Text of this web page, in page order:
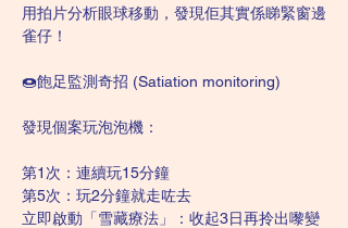
用拍片分析眼球移動，發現佢其實係睇緊窗邊
雀仔！
🍩飽足監測奇招 (Satiation monitoring)
發現個案玩泡泡機：
第1次：連續玩15分鐘
第5次：玩2分鐘就走咗去
立即啟動「雪藏療法」：收起3日再拎出嚟變